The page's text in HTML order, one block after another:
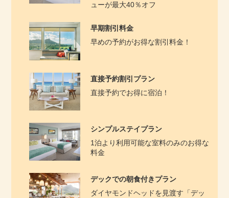
ューが最大40％オフ
早期割引料金
早めの予約がお得な割引料金！
直接予約割引プラン
直接予約でお得に宿泊！
シンプルステイプラン
1泊より利用可能な室料のみのお得な
料金
デックでの朝食付きプラン
ダイヤ​モンドヘッドを見渡す「デッ